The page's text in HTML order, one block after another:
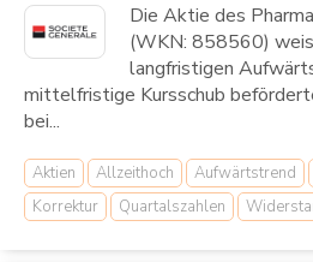
Die Aktie des
(WKN: 858560)
langfristigen
mittelfristige Kursschub
bei...
Aktien Allzeithoch Aufwärtstrend
Korrektur
Quartalszahlen